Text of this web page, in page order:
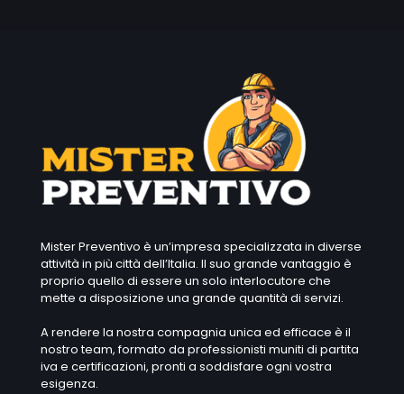
Mister Preventivo è un’impresa specializzata in diverse
attività in più città dell’Italia. Il suo grande vantaggio è
proprio quello di essere un solo interlocutore che
mette a disposizione una grande quantità di servizi.
A rendere la nostra compagnia unica ed efficace è il
nostro team, formato da professionisti muniti di partita
iva e certificazioni, pronti a soddisfare ogni vostra
esigenza.